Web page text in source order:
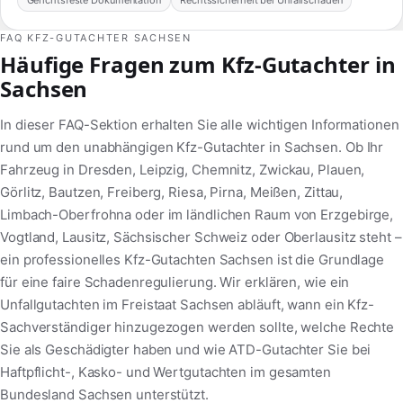
FAQ KFZ-GUTACHTER SACHSEN
Häufige Fragen zum Kfz-Gutachter in
Sachsen
In dieser FAQ-Sektion erhalten Sie alle wichtigen Informationen
rund um den unabhängigen Kfz-Gutachter in Sachsen. Ob Ihr
Fahrzeug in Dresden, Leipzig, Chemnitz, Zwickau, Plauen,
Görlitz, Bautzen, Freiberg, Riesa, Pirna, Meißen, Zittau,
Limbach-Oberfrohna oder im ländlichen Raum von Erzgebirge,
Vogtland, Lausitz, Sächsischer Schweiz oder Oberlausitz steht –
ein professionelles Kfz-Gutachten Sachsen ist die Grundlage
für eine faire Schadenregulierung. Wir erklären, wie ein
Unfallgutachten im Freistaat Sachsen abläuft, wann ein Kfz-
Sachverständiger hinzugezogen werden sollte, welche Rechte
Sie als Geschädigter haben und wie ATD-Gutachter Sie bei
Haftpflicht-, Kasko- und Wertgutachten im gesamten
Bundesland Sachsen unterstützt.